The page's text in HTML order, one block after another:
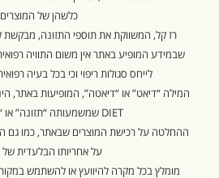
כלשהן של
רז קל, המשווקת את תוספי התזונה, מבקשת
שבמידע המופיע באתר אין משום התוויה
לייחס סגולות ריפוי וכי בכל בעיה
המילה “דיאט” או “דיאטה”, המופיעות באתר,
DIET שמשמעותה “תזונה” או “אורח חיים”.
ההחלטה על רכישת המוצרים שבאתר, כמו גם
על אחריותו הבלעדית של
מומלץ בכל מקרה להיוועץ או להשתמש